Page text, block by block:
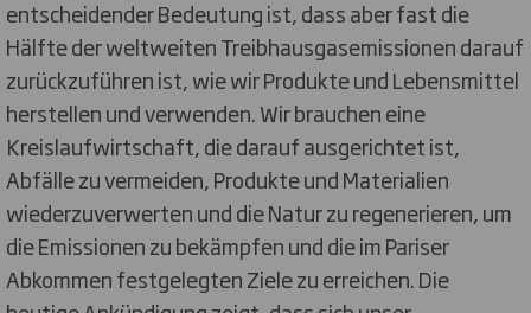
entscheidender Bedeutung ist, dass aber fast die
Hälfte der weltweiten Treibhausgasemissionen darauf
zurückzuführen ist, wie wir Produkte und Lebensmittel
herstellen und verwenden. Wir brauchen eine
Kreislaufwirtschaft, die darauf ausgerichtet ist,
Abfälle zu vermeiden, Produkte und Materialien
wiederzuverwerten und die Natur zu regenerieren, um
die Emissionen zu bekämpfen und die im Pariser
Abkommen festgelegten Ziele zu erreichen. Die